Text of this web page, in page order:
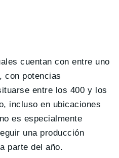
cuentan con entre uno
con potencias
entre los 400 y los
incluso en ubicaciones
es especialmente
una producción
parte del año.